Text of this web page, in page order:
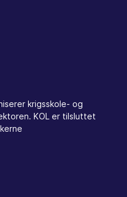
krigsskole- og
KOL er tilsluttet